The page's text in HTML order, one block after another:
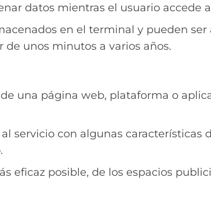
datos mientras el usuario accede
en el terminal y pueden
unos minutos a varios años.
una página web, plataforma o
servicio con algunas características
eficaz posible, de los espacios